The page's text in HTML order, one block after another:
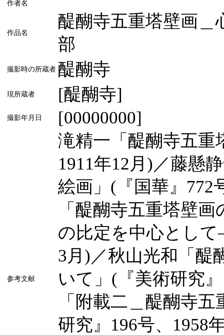
作者名
作品名
醍醐寺五重塔壁画＿
部
撮影時の所蔵者 醍醐寺
現所蔵者 [醍醐寺]
撮影年月日 [00000000]
参考文献
滝精一「醍醐寺五重
1911年12月)／藤懸
絵画」(『国華』772
「醍醐寺五重塔壁
の比定を中心とし
3月)／秋山光和「醍
いて」(『美術研究
「附載二＿醍醐寺
研究』196号、1958